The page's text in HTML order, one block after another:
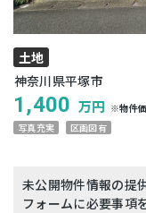
土地
神奈川県平塚市
1,400 万円 ※物件
写真充実
区画図有
未公開物件情報の提
フォームに必要事項